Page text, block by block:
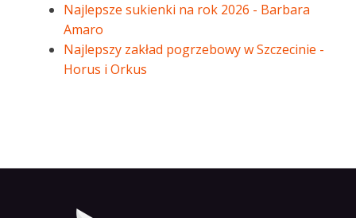
Najlepsze sukienki na rok 2026 - Barbara
Amaro
Najlepszy zakład pogrzebowy w Szczecinie -
Horus i Orkus